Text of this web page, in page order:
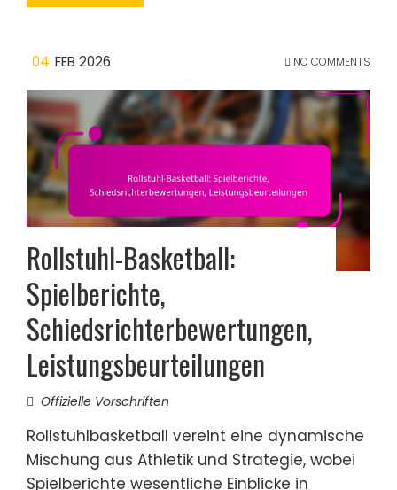
04 FEB 2026 NO COMMENTS
Rollstuhl-Basketball:
Spielberichte,
Schiedsrichterbewertungen,
Leistungsbeurteilungen
Offizielle Vorschriften
Rollstuhlbasketball vereint eine dynamische
Mischung aus Athletik und Strategie, wobei
Spielberichte wesentliche Einblicke in